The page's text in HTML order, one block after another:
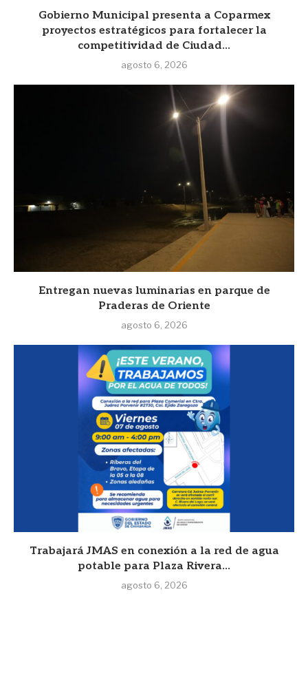
Gobierno Municipal presenta a Coparmex
proyectos estratégicos para fortalecer la
competitividad de Ciudad...
agosto 6, 2026
Entregan nuevas luminarias en parque de
Praderas de Oriente
agosto 6, 2026
Trabajará JMAS en conexión a la red de agua
potable para Plaza Rivera...
agosto 6, 2026